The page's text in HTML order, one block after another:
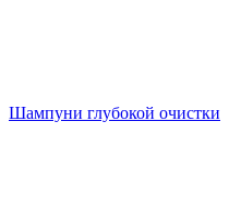
Шампуни глубокой очистки